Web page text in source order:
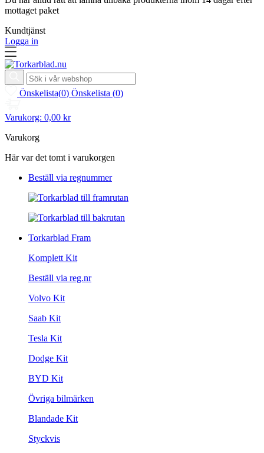
mottaget paket
Kundtjänst
Logga in
Önskelista(0) Önskelista (0)
Varukorg: 0,00 kr
Varukorg
Här var det tomt i varukorgen
Beställ via regnummer
Torkarblad Fram
Komplett Kit
Beställ via reg.nr
Volvo Kit
Saab Kit
Tesla Kit
Dodge Kit
BYD Kit
Övriga bilmärken
Blandade Kit
Styckvis